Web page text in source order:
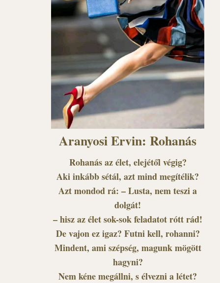
Aranyosi Ervin: Rohanás
Rohanás az élet, elejétől végig?
Aki inkább sétál, azt mind megítélik?
Azt mondod rá: – Lusta, nem teszi a
dolgát!
– hisz az élet sok-sok feladatot rótt rád!
De vajon ez igaz? Futni kell, rohanni?
Mindent, ami szépség, magunk mögött
hagyni?
Nem kéne megállni, s élvezni a létet?